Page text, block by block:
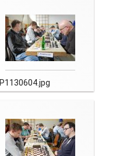
P1130604.jpg